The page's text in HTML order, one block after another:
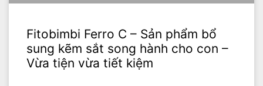
Fitobimbi Ferro C – Sản phẩm bổ
sung kẽm sắt song hành cho con –
Vừa tiện vừa tiết kiệm